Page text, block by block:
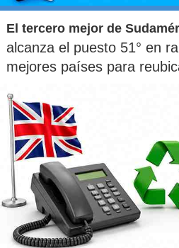
El tercero mejor de
alcanza el puesto 51° en
mejores países para